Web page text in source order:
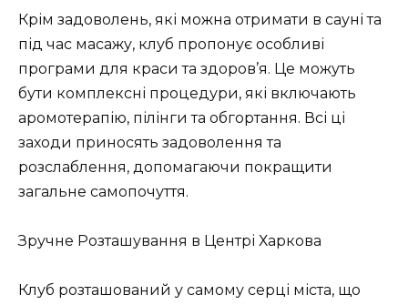
Крім задоволень, які можна отримати в сауні та
під час масажу, клуб пропонує особливі
програми для краси та здоров’я. Це можуть
бути комплексні процедури, які включають
аромотерапію, пілінги та обгортання. Всі ці
заходи приносять задоволення та
розслаблення, допомагаючи покращити
загальне самопочуття.
Зручне Розташування в Центрі Харкова
Клуб розташований у самому серці міста, що